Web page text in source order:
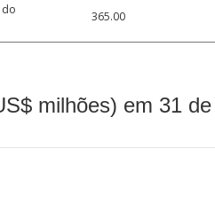
do
365.00
milhões) em 31